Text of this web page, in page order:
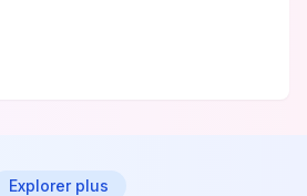
Explorer plus